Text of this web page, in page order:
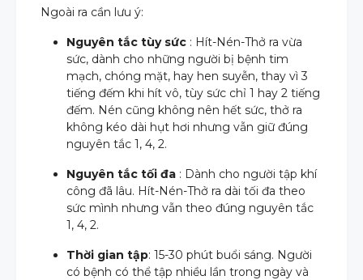
Ngoài ra cần lưu ý:
Nguyên tắc tùy sức : Hít-Nén-Thở ra vừa
sức, dành cho những người bị bệnh tim
mạch, chóng mặt, hay hen suyễn, thay vì 3
tiếng đếm khi hít vô, tùy sức chỉ 1 hay 2 tiếng
đếm. Nén cũng không nên hết sức, thở ra
không kéo dài hụt hơi nhưng vẫn giữ đúng
nguyên tắc 1, 4, 2.
Nguyên tắc tối đa : Dành cho người tập khí
công đã lâu. Hít-Nén-Thở ra dài tối đa theo
sức mình nhưng vẫn theo đúng nguyên tắc
1, 4, 2.
Thời gian tập: 15-30 phút buổi sáng. Người
có bệnh có thể tập nhiều lần trong ngày và